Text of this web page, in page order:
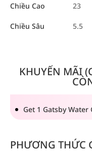
Chiều Cao 23
Chiều Sâu 5.5
KHUYẾN MÃI
Get 1 Gatsby Water
PHƯƠNG THỨC